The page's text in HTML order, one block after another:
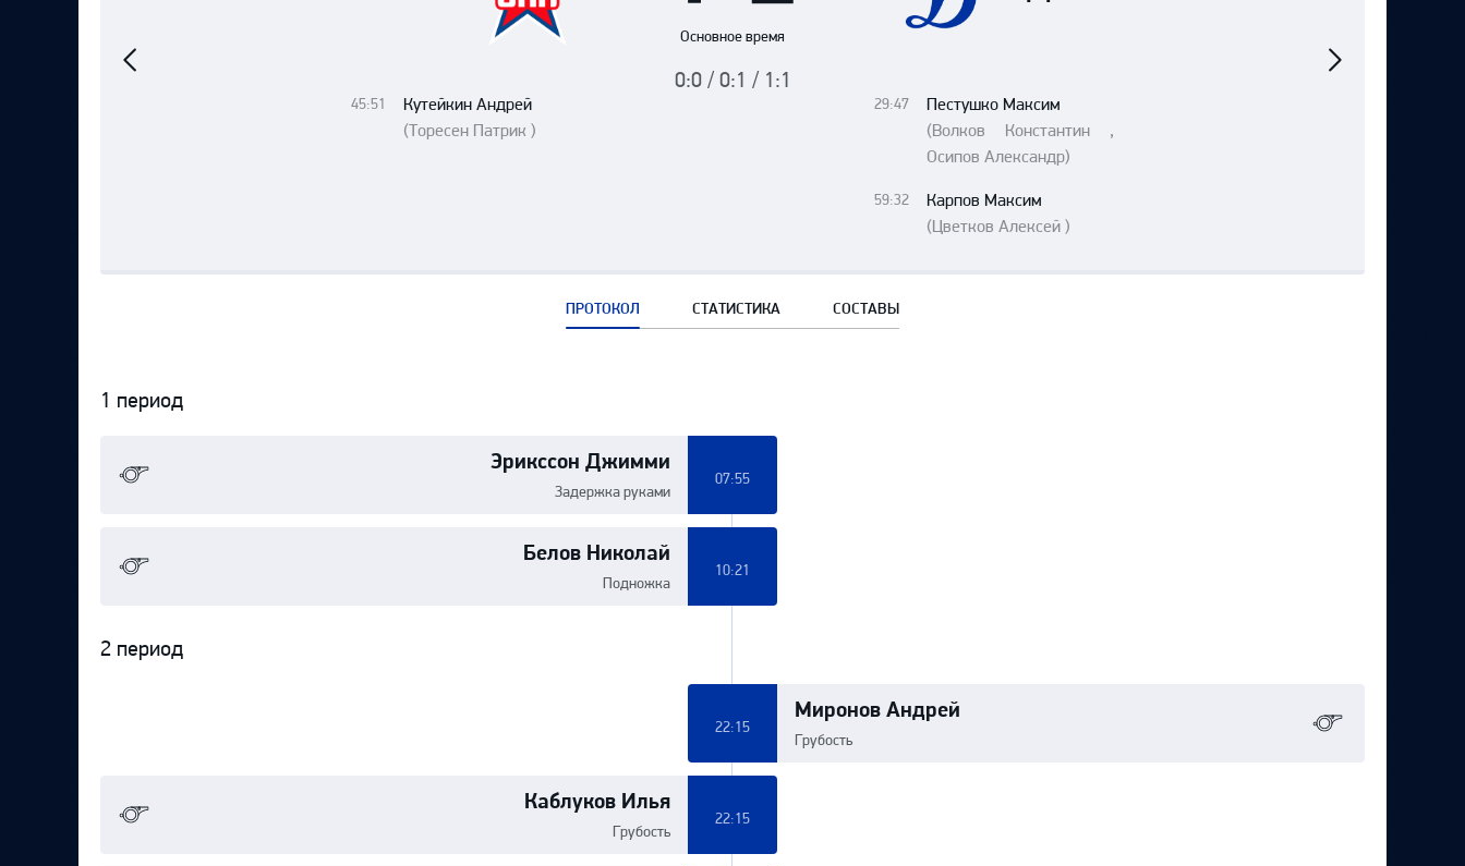
Шанхайские Драконы
Амур
Основное время
0:0 / 0:1 / 1:1
45:51
Кутейкин Андрей
(Торесен Патрик )
29:47
Пестушко Максим
(Волков Константин ,
Осипов Александр)
59:32
Карпов Максим
(Цветков Алексей )
матч
матч
ПРОТОКОЛ СТАТИСТИКА СОСТАВЫ
Протокол
1 период
Эрикссон Джимми
Задержка руками
07:55
Белов Николай
Подножка
10:21
2 период
Миронов Андрей
Грубость
22:15
Каблуков Илья
Грубость
22:15